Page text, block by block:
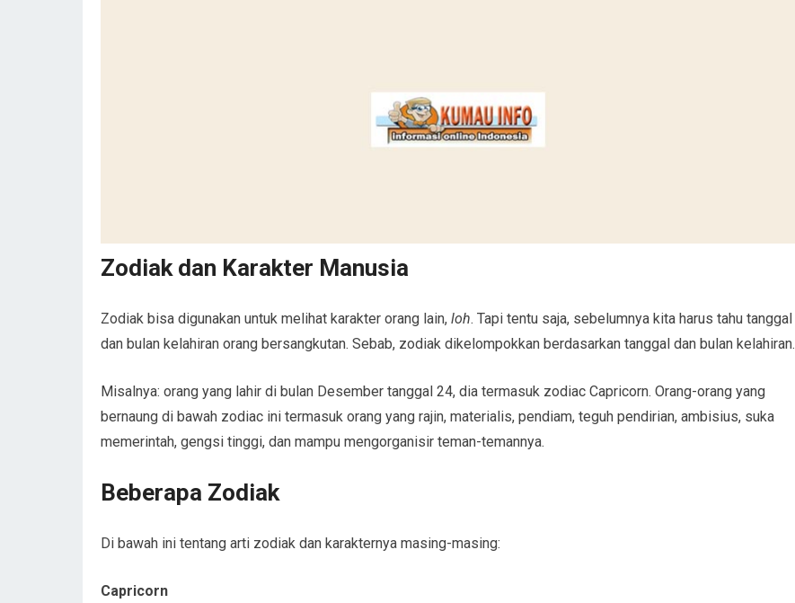
Zodiak dan Karakter Manusia
Zodiak bisa digunakan untuk melihat karakter orang lain, loh. Tapi tentu saja, sebelumnya kita harus tahu tanggal
dan bulan kelahiran orang bersangkutan. Sebab, zodiak dikelompokkan berdasarkan tanggal dan bulan kelahiran.
Misalnya: orang yang lahir di bulan Desember tanggal 24, dia termasuk zodiac Capricorn. Orang-orang yang
bernaung di bawah zodiac ini termasuk orang yang rajin, materialis, pendiam, teguh pendirian, ambisius, suka
memerintah, gengsi tinggi, dan mampu mengorganisir teman-temannya.
Beberapa Zodiak
Di bawah ini tentang arti zodiak dan karakternya masing-masing:
Capricorn